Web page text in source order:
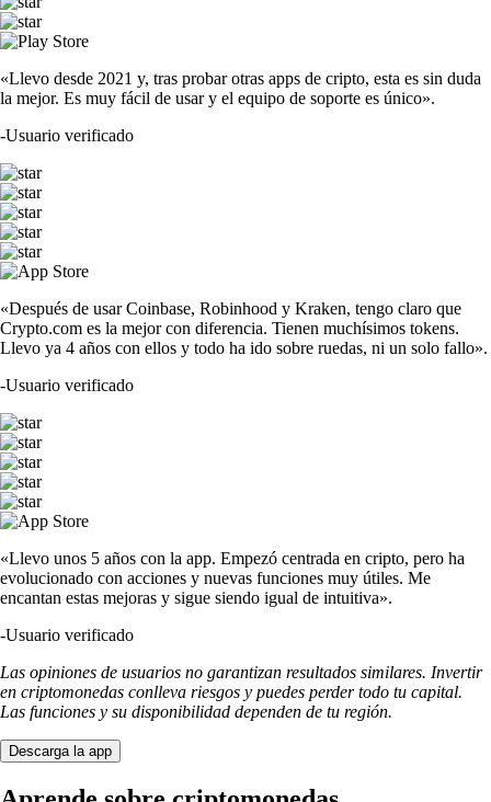
«Llevo desde 2021 y, tras probar otras apps de cripto, esta es sin duda
la mejor. Es muy fácil de usar y el equipo de soporte es único».
-Usuario verificado
«Después de usar Coinbase, Robinhood y Kraken, tengo claro que
Crypto.com es la mejor con diferencia. Tienen muchísimos tokens.
Llevo ya 4 años con ellos y todo ha ido sobre ruedas, ni un solo fallo».
-Usuario verificado
«Llevo unos 5 años con la app. Empezó centrada en cripto, pero ha
evolucionado con acciones y nuevas funciones muy útiles. Me
encantan estas mejoras y sigue siendo igual de intuitiva».
-Usuario verificado
Las opiniones de usuarios no garantizan resultados similares. Invertir
en criptomonedas conlleva riesgos y puedes perder todo tu capital.
Las funciones y su disponibilidad dependen de tu región.
Descarga la app